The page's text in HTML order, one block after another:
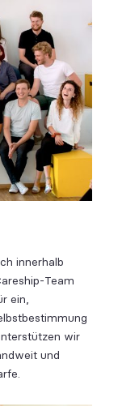
innerhalb
Team
ein,
wir
und